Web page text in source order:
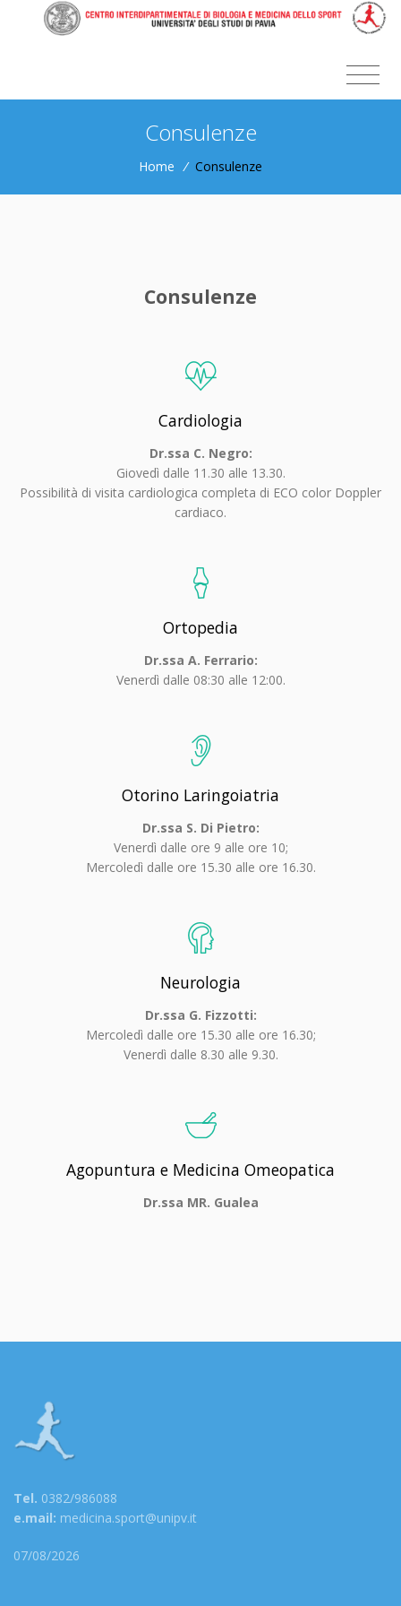
Consulenze
Home / Consulenze
Consulenze
Cardiologia
Dr.ssa C. Negro:
Giovedì dalle 11.30 alle 13.30.
Possibilità di visita cardiologica completa di ECO color Doppler
cardiaco.
Ortopedia
Dr.ssa A. Ferrario:
Venerdì dalle 08:30 alle 12:00.
Otorino Laringoiatria
Dr.ssa S. Di Pietro:
Venerdì dalle ore 9 alle ore 10;
Mercoledì dalle ore 15.30 alle ore 16.30.
Neurologia
Dr.ssa G. Fizzotti:
Mercoledì dalle ore 15.30 alle ore 16.30;
Venerdì dalle 8.30 alle 9.30.
Agopuntura e Medicina Omeopatica
Dr.ssa MR. Gualea
Tel. 0382/986088
e.mail: medicina.sport@unipv.it
07/08/2026